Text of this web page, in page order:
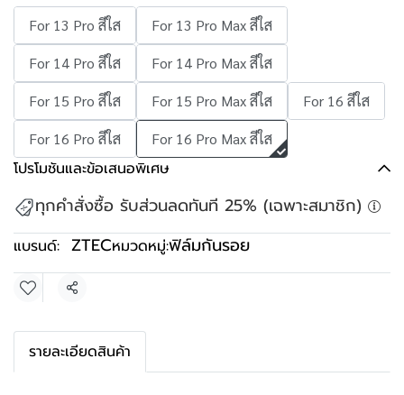
For 13 Pro สีใส
For 13 Pro Max สีใส
For 14 Pro สีใส
For 14 Pro Max สีใส
For 15 Pro สีใส
For 15 Pro Max สีใส
For 16 สีใส
For 16 Pro สีใส
For 16 Pro Max สีใส
โปรโมชันและข้อเสนอพิเศษ
ทุกคำสั่งซื้อ รับส่วนลดทันที 25% (เฉพาะสมาชิก)
แบรนด์: ZTECหมวดหมู่:ฟิล์มกันรอย
แชร์
รายละเอียดสินค้า